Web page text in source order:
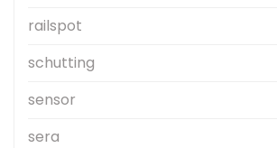
railspot
schutting
sensor
sera